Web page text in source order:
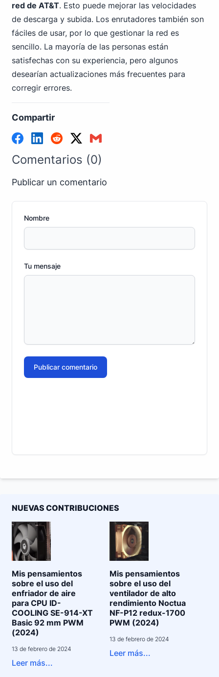
red de AT&T. Esto puede mejorar las velocidades
de descarga y subida. Los enrutadores también son
fáciles de usar, por lo que gestionar la red es
sencillo. La mayoría de las personas están
satisfechas con su experiencia, pero algunos
desearían actualizaciones más frecuentes para
corregir errores.
Compartir
Comentarios (0)
Publicar un comentario
Nombre
Tu mensaje
Publicar comentario
NUEVAS CONTRIBUCIONES
Mis pensamientos
sobre el uso del
enfriador de aire
para CPU ID-
COOLING SE-914-XT
Basic 92 mm PWM
(2024)
13 de febrero de 2024
Leer más...
Mis pensamientos
sobre el uso del
ventilador de alto
rendimiento Noctua
NF-P12 redux-1700
PWM (2024)
13 de febrero de 2024
Leer más...